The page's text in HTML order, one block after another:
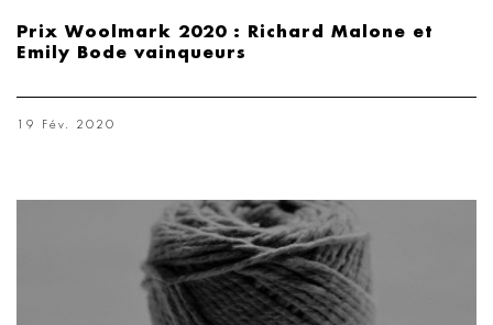
Prix Woolmark 2020 : Richard Malone et
Emily Bode vainqueurs
19 Fév. 2020